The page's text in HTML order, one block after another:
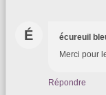
É écureuil
Merci pour
Répondre